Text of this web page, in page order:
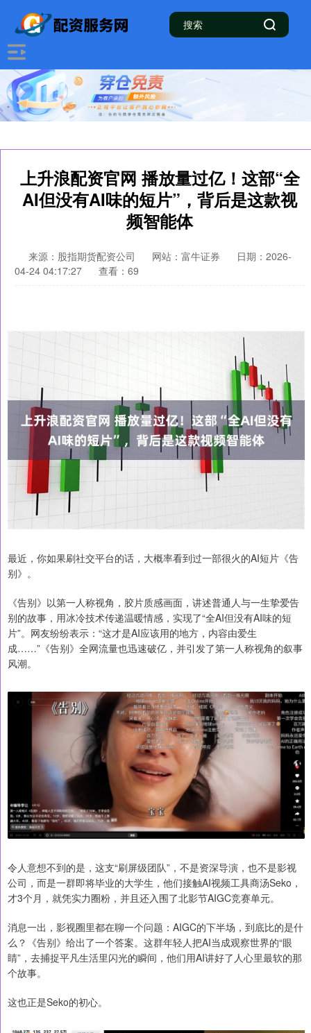
上升浪配资官网 播放量过亿！这部“全
AI但没有AI味的短片”，背后是这款视
频智能体
来源：股指期货配资公司 网站：富牛证券
日期：2026-
04-24 04:17:27
查看：69
最近，你如果刷社交平台的话，大概率看到过一部很火的AI短片《告
别》。
《告别》以第一人称视角，胶片质感画面，讲述普通人与一生挚爱告
别的故事，用冰冷技术传递温暖情感，实现了“全AI但没有AI味的短
片”。网友纷纷表示：“这才是AI应该用的地方，内容由爱生
成……”《告别》全网流量也迅速破亿，并引发了第一人称视角的叙事
风潮。
令人意想不到的是，这支“刷屏级团队”，不是资深导演，也不是影视
公司，而是一群即将毕业的大学生，他们接触AI视频工具商汤Seko，
才3个月，就凭实力圈粉，并且还入围了北影节AIGC竞赛单元。
消息一出，影视圈里都在聊一个问题：AIGC的下半场，到底比的是什
么？《告别》给出了一个答案。这群年轻人把AI当成观察世界的“眼
睛”，去捕捉平凡生活里闪光的瞬间，他们用AI讲好了人心里最软的那
个故事。
这也正是Seko的初心。